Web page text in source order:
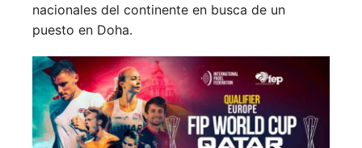
nacionales del continente en busca de un
puesto en Doha.